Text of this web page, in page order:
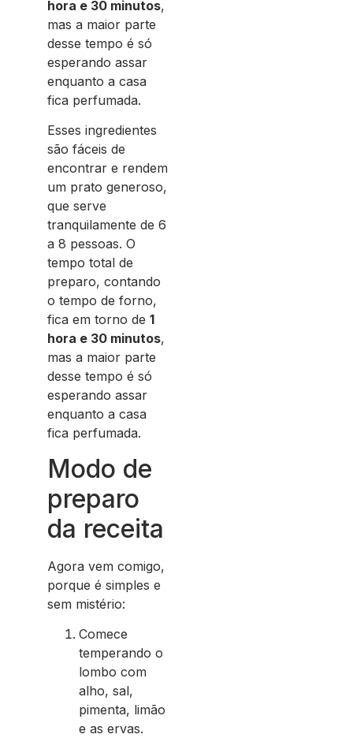
hora e 30 minutos,
mas a maior parte
desse tempo é só
esperando assar
enquanto a casa
fica perfumada.
Esses ingredientes
são fáceis de
encontrar e rendem
um prato generoso,
que serve
tranquilamente de 6
a 8 pessoas. O
tempo total de
preparo, contando
o tempo de forno,
fica em torno de 1
hora e 30 minutos,
mas a maior parte
desse tempo é só
esperando assar
enquanto a casa
fica perfumada.
Modo de
preparo
da receita
Agora vem comigo,
porque é simples e
sem mistério:
Comece
temperando o
lombo com
alho, sal,
pimenta, limão
e as ervas.